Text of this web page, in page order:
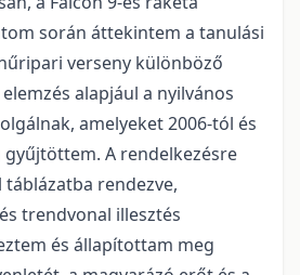
során áttekintem a tanulási
verseny különböző
alapjául a nyilvános
amelyeket 2006-tól és
gyűjtöttem. A rendelkezésre
rendezve,
trendvonal illesztés
és állapítottam meg